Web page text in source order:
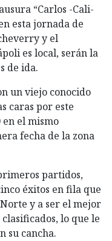
“Carlos -Cali-
esta jornada de
y el
es local, serán la
de ida.
un viejo conocido
caras por este
el mismo
fecha de la zona
partidos,
éxitos en fila que
y a ser el mejor
lo que le
su cancha.